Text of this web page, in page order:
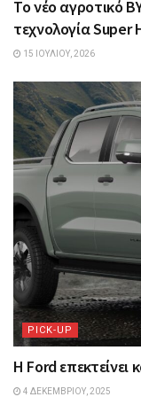
Το νέο αγροτικό
τεχνολογία Super
15 ΙΟΥΛΊΟΥ, 2026
PICK-UP
Η Ford επεκτείνει
4 ΔΕΚΕΜΒΡΊΟΥ, 2025